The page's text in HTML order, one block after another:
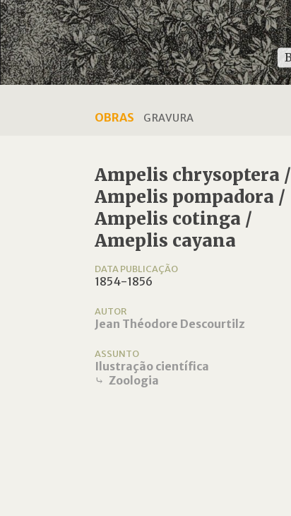
OBRAS GRAVURA
Ampelis chrysoptera /
Ampelis pompadora /
Ampelis cotinga /
Ameplis cayana
DATA PUBLICAÇÃO
1854-1856
AUTOR
Jean Théodore Descourtilz
ASSUNTO
Ilustração científica
⤷ Zoologia